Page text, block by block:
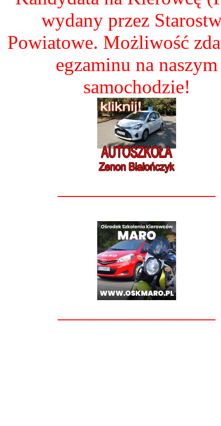
wydany przez
Powiatowe. Możliwość
egzaminu na naszym
samochodzie!